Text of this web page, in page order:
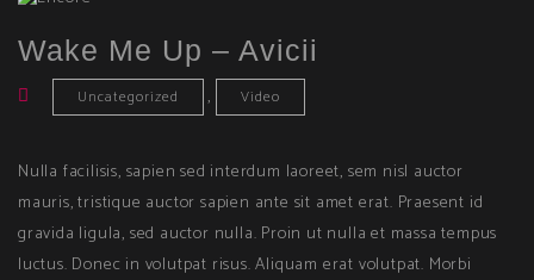
Wake Me Up – Avicii
Uncategorized , Video
Nulla facilisis, sapien sed interdum laoreet, sem nisl auctor
mauris, tristique auctor sapien ante sit amet erat. Praesent id
gravida ligula, sed auctor nulla. Proin ut nulla et massa tempus
luctus. Donec in volutpat risus. Aliquam erat volutpat. Morbi